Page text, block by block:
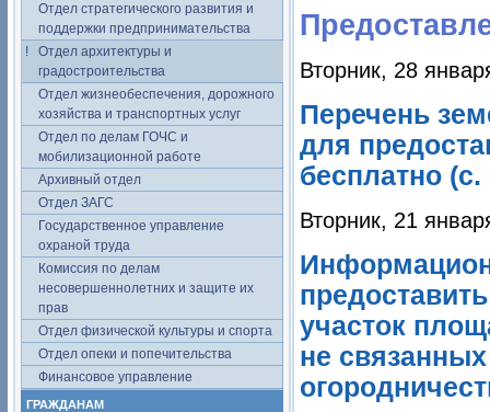
Отдел стратегического развития и
поддержки предпринимательства
Отдел архитектуры и
градостроительства
Отдел жизнеобеспечения, дорожного
хозяйства и транспортных услуг
Отдел по делам ГОЧС и
мобилизационной работе
Архивный отдел
Отдел ЗАГС
Государственное управление
охраной труда
Комиссия по делам
несовершеннолетних и защите их
прав
Отдел физической культуры и спорта
Отдел опеки и попечительства
Финансовое управление
ГРАЖДАНАМ
Вторник, 28
Перечень
для
бесплатно
Вторник, 21
участок
не